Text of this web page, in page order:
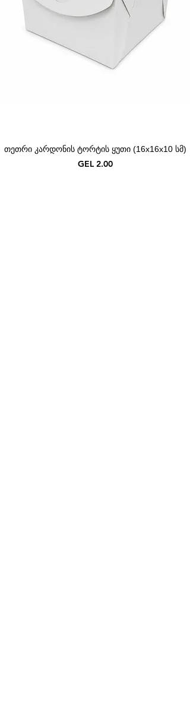
თეთრი კარდონის ტორტის ყუთი (16x16x10 სმ)
Price
GEL 2.00